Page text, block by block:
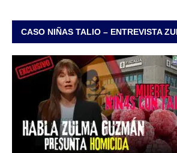
CASO NIÑAS TALIO – ENTREVISTA